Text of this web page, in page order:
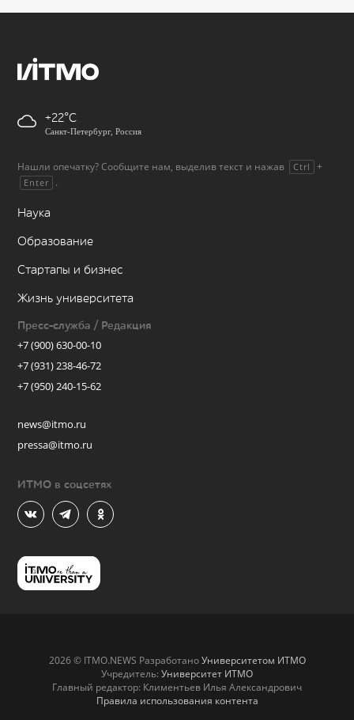
+22
Санкт-Петербург, Россия
Нашли опечатку? Сообщите нам, выделив текст и нажав Ctrl +
Enter .
Наука
Образование
Стартапы и бизнес
Жизнь университета
Пресс-служба / Редакция
+7 (900) 630-00-10
+7 (931) 238-46-72
+7 (950) 240-15-62
news@itmo.ru
pressa@itmo.ru
ИТМО в соцсетях
2026 © ITMO.NEWS РазработаноУниверситетом ИТМО
Учредитель: Университет ИТМО
Главный редактор: Климентьев Илья Александрович
Правила использования контента